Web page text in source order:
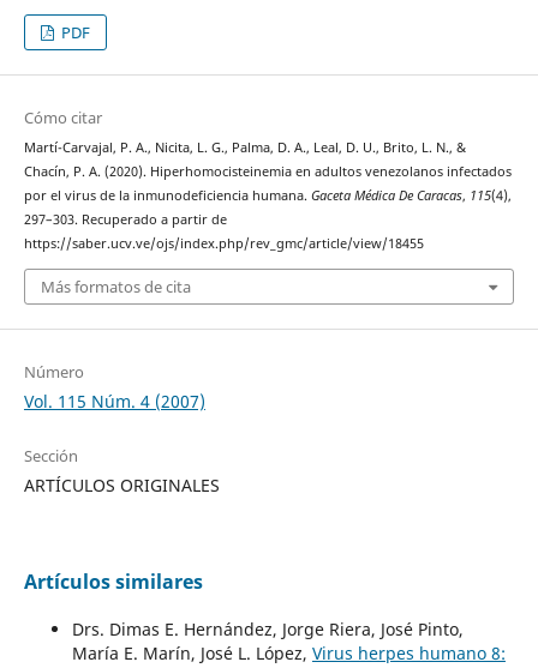
PDF
Cómo citar
Martí-Carvajal, P. A., Nicita, L. G., Palma, D. A., Leal, D. U., Brito, L. N., &
Chacín, P. A. (2020). Hiperhomocisteinemia en adultos venezolanos infectados
por el virus de la inmunodeficiencia humana. Gaceta Médica De Caracas, 115(4),
297–303. Recuperado a partir de
https://saber.ucv.ve/ojs/index.php/rev_gmc/article/view/18455
Más formatos de cita
Número
Vol. 115 Núm. 4 (2007)
Sección
ARTÍCULOS ORIGINALES
Artículos similares
Drs. Dimas E. Hernández, Jorge Riera, José Pinto,
María E. Marín, José L. López, Virus herpes humano 8: